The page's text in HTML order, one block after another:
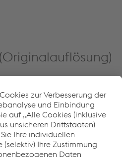
TV-Footage?